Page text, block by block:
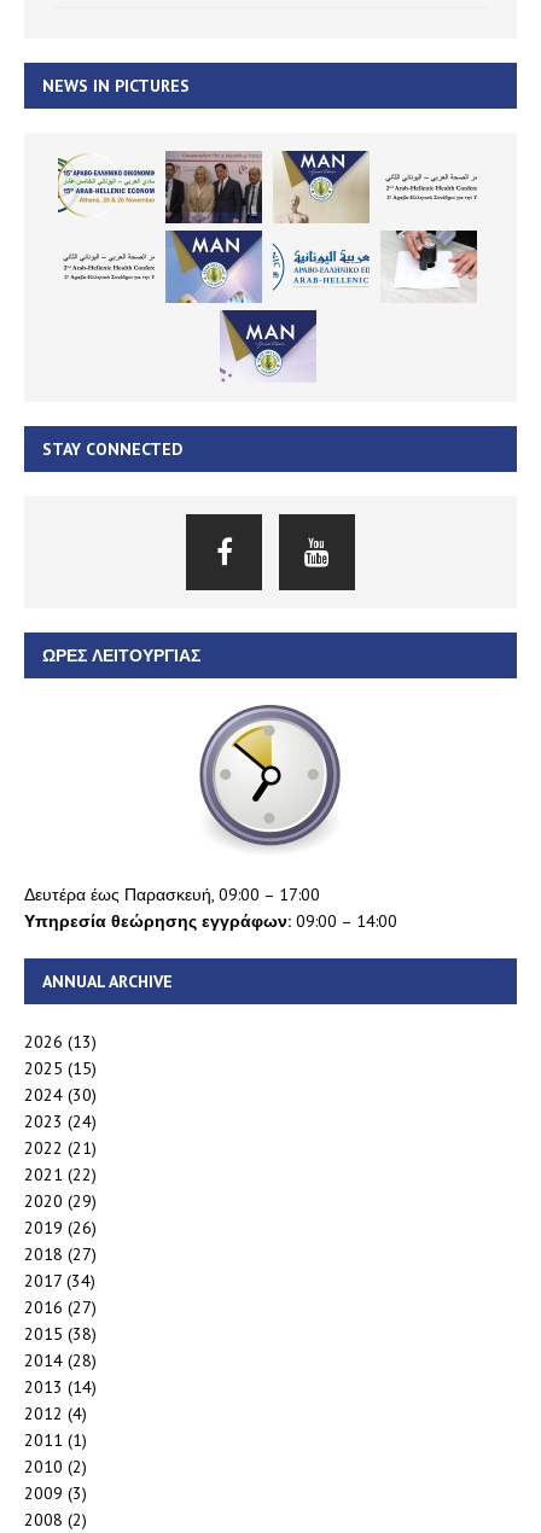
NEWS IN PICTURES
STAY CONNECTED
ΏΡΕΣ ΛΕΙΤΟΥΡΓΊΑΣ
Δευτέρα έως Παρασκευή, 09:00 – 17:00
Υπηρεσία θεώρησης εγγράφων: 09:00 – 14:00
ANNUAL ARCHIVE
2026 (13)
2025 (15)
2024 (30)
2023 (24)
2022 (21)
2021 (22)
2020 (29)
2019 (26)
2018 (27)
2017 (34)
2016 (27)
2015 (38)
2014 (28)
2013 (14)
2012 (4)
2011 (1)
2010 (2)
2009 (3)
2008 (2)